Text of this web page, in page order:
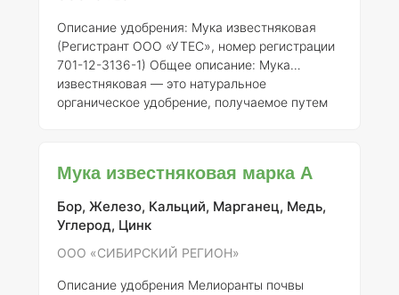
известняковой, включают: -Кальций (Ca)–
30-40% -Магний (Mg)– 3-5% -Угл
Описание удобрения: Мука известняковая
(Регистрант ООО «УТЕС», номер регистрации
701-12-3136-1) Общее описание: Мука
известняковая — это натуральное
органическое удобрение, получаемое путем
коррекции уровня pH, что особенно важно для
кальций, который необходим для роста
растений и улучшения их усвоения
питательных веществ.Состав элементов и
Мука известняковая марка А
Бор, Железо, Кальций, Марганец, Медь,
Углерод, Цинк
ООО «СИБИРСКИЙ РЕГИОН»
Описание удобрения Мелиоранты почвы